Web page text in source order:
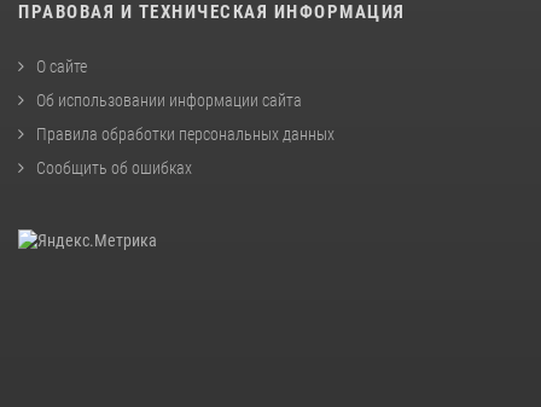
ПРАВОВАЯ И ТЕХНИЧЕСКАЯ ИНФОРМАЦИЯ
О сайте
Об использовании информации сайта
Правила обработки персональных данных
Сообщить об ошибках